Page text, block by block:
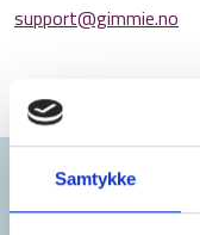
Samtykke
support@gimmie.no